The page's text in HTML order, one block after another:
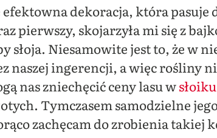
dekoracja, która pasuje
pierwszy, skojarzyła mi się z
słoja. Niesamowite jest to, że
naszej ingerencji, a więc rośliny
nas zniechęcić ceny lasu wsłoiku
Tymczasem samodzielne
zachęcam do zrobienia takiej